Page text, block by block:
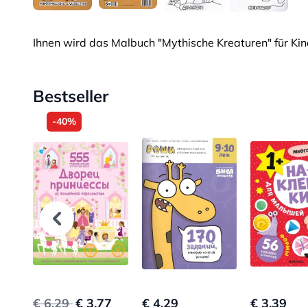
Ihnen wird das Malbuch "Mythische Kreaturen" für
Bestseller
-40%
€ 6.29€ 3.77 € 4.29 € 3.39